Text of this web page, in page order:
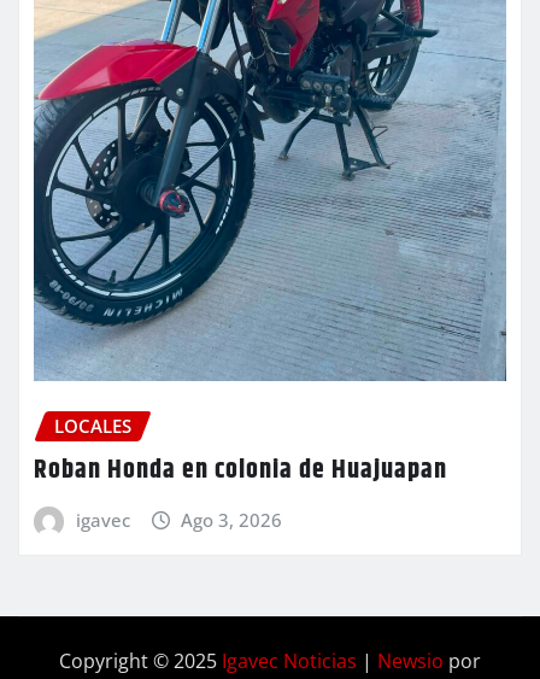
LOCALES
Roban Honda en colonia de Huajuapan
igavec Ago 3, 2026
Copyright © 2025 Igavec Noticias | Newsio por